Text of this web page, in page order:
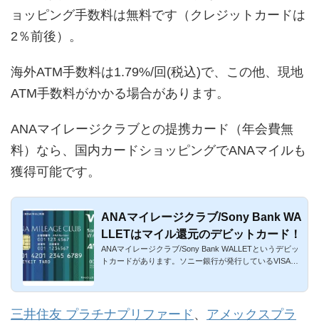
ョッピング手数料は無料です（クレジットカードは
2％前後）。
海外ATM手数料は1.79%/回(税込)で、この他、現地
ATM手数料がかかる場合があります。
ANAマイレージクラブとの提携カード（年会費無
料）なら、国内カードショッピングでANAマイルも
獲得可能です。
ANAマイレージクラブ/Sony Bank WA
LLETはマイル還元のデビットカード！
ANAマイレージクラブ/Sony Bank WALLETというデビッ
トカードがあります。ソニー銀行が発行しているVISAブ
三井住友 プラチナプリファード 、 アメックスプラ